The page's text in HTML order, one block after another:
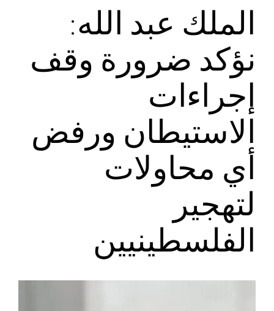
الملك عبد الله:
نؤكد ضرورة وقف
إجراءات
الاستيطان ورفض
أي محاولات
لتهجير
الفلسطينيين